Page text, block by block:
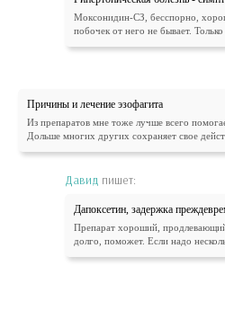
Моксонидин-СЗ, бесспорно,
побочек от него не бывает.
Причины и лечение эзофагита
Из препаратов мне тоже лучше всего
Дольше многих других сохраняет свое
Давид пишет:
Дапоксетин, задержка
Препарат хороший,
долго, поможет. Если надо